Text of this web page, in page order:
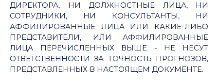
ДИРЕКТОРА, НИ ДОЛЖНОСТНЫЕ ЛИЦА, НИ
СОТРУДНИКИ, НИ КОНСУЛЬТАНТЫ, НИ
АФФИЛИРОВАННЫЕ ЛИЦА ИЛИ КАКИЕ-ЛИБО
ПРЕДСТАВИТЕЛИ, ИЛИ АФФИЛИРОВАННЫЕ
ЛИЦА ПЕРЕЧИСЛЕННЫХ ВЫШЕ - НЕ НЕСУТ
ОТВЕТСТВЕННОСТИ ЗА ТОЧНОСТЬ ПРОГНОЗОВ,
ПРЕДСТАВЛЕННЫХ В НАСТОЯЩЕМ ДОКУМЕНТЕ.